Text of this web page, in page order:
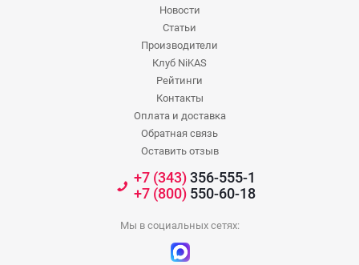
Новости
Статьи
Производители
Клуб NiKAS
Рейтинги
Контакты
Оплата и доставка
Обратная связь
Оставить отзыв
+7 (343)356-555-1
+7 (800)550-60-18
Мы в социальных сетях: